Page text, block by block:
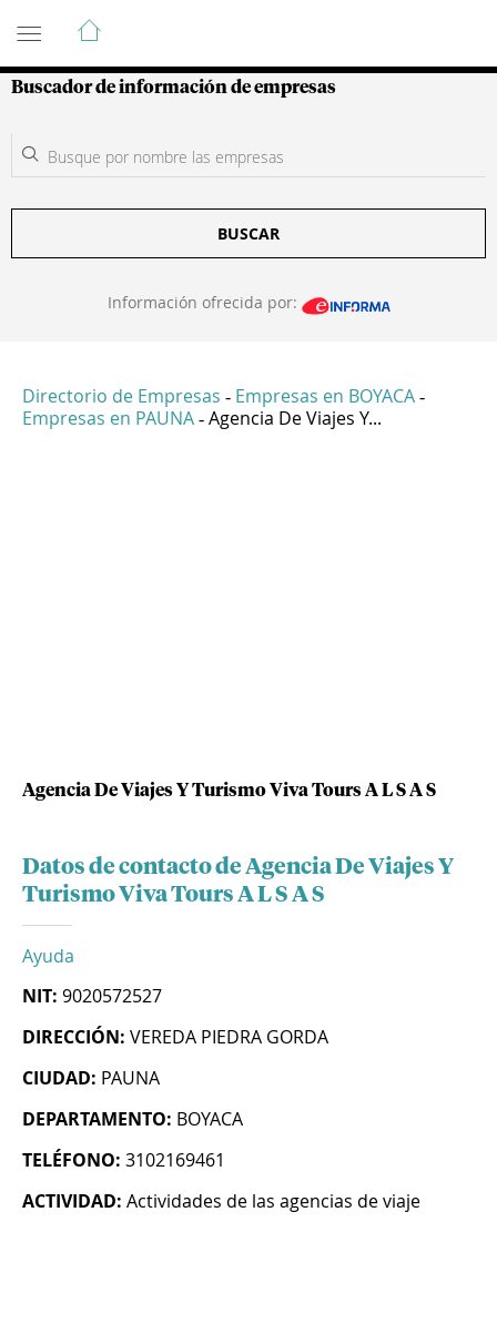
Guía de Empresas Colombianas
Buscador de información de empresas
BUSCAR
Información ofrecida por:
Directorio de Empresas - Empresas en BOYACA -
Empresas en PAUNA - Agencia De Viajes Y...
Agencia De Viajes Y Turismo Viva Tours A L S A S
Datos de contacto de Agencia De Viajes Y
Turismo Viva Tours A L S A S
Ayuda
NIT: 9020572527
DIRECCIÓN: VEREDA PIEDRA GORDA
CIUDAD: PAUNA
DEPARTAMENTO: BOYACA
TELÉFONO: 3102169461
ACTIVIDAD: Actividades de las agencias de viaje